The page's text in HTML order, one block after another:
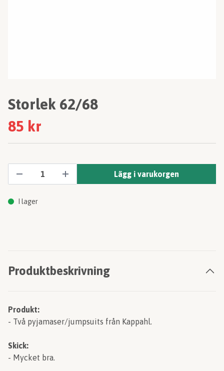
Storlek 62/68
85 kr
Lägg i varukorgen
I lager
Produktbeskrivning
Produkt:
- Två pyjamaser/jumpsuits från Kappahl.
Skick:
- Mycket bra.